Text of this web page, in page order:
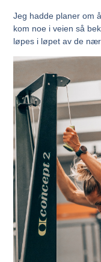
Jeg hadde planer om
kom noe i veien så
løpes i løpet av de